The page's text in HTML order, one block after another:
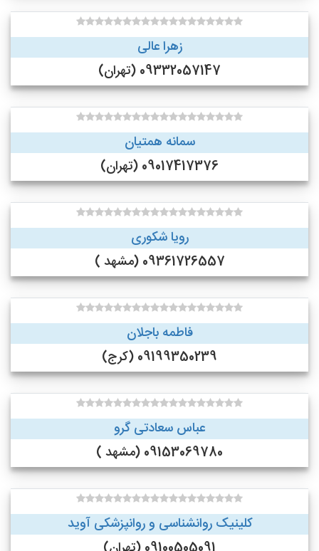
زهرا عالی
09332057147 (تهران)
سمانه همتیان
09017417376 (تهران)
رویا شکوری
09361726557 (مشهد )
فاطمه باجلان
09199350239 (کرج)
عباس سعادتی گرو
09153069780 (مشهد )
کلینیک روانشناسی و روانپزشکی آوید